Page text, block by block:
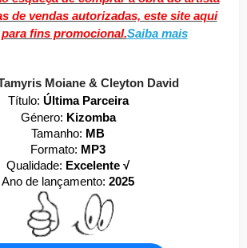
de vendas autorizadas, este site aqui
para fins promocional.Saiba mais
Moiane & Cleyton David
Título: Última Parceira
Género: Kizomba
Tamanho: MB
Formato: MP3
Qualidade: Excelente √
Ano de lançamento: 2025